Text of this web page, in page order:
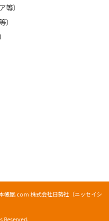
）
屋.com 株式会社日勢社（ニッセイシ
Reserved.